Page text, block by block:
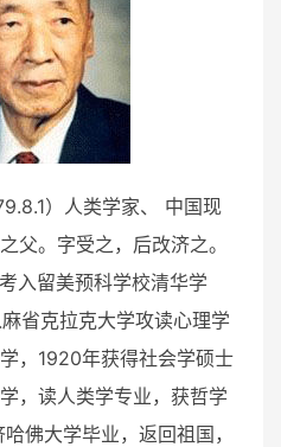
）人类学家、 中国现
父。字受之，后改济之。
入留美预科学校清华学
省克拉克大学攻读心理学
，1920年获得社会学硕士
，读人类学专业，获哲学
佛大学毕业，返回祖国，